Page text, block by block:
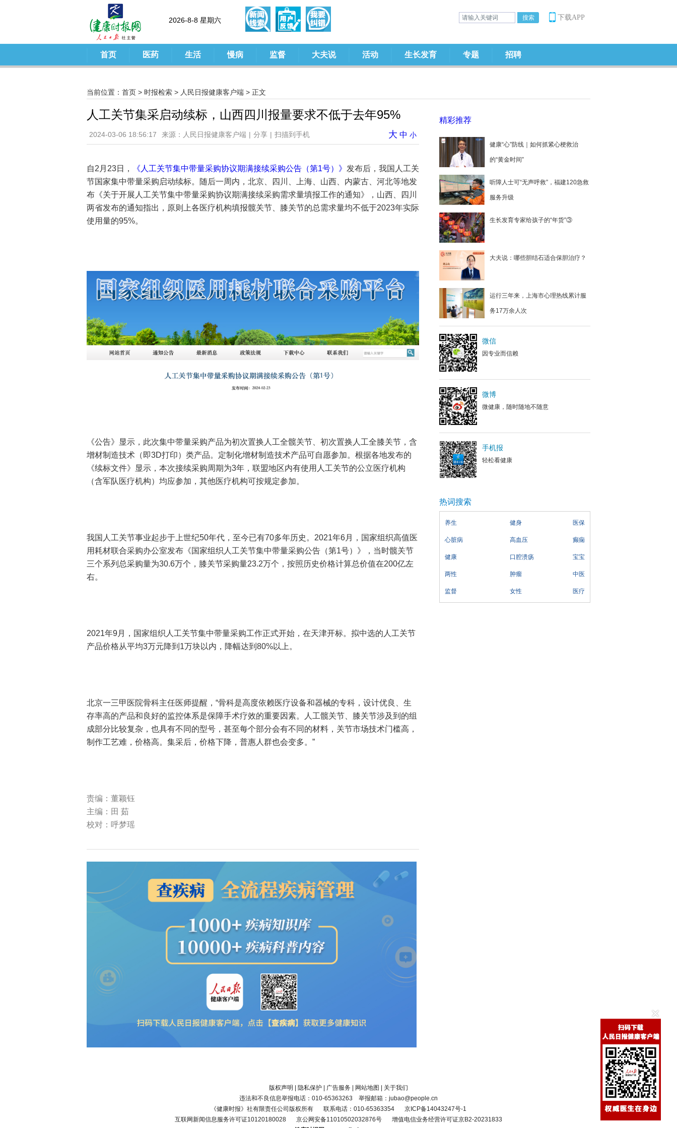
2026-8-8 星期六 下载APP
首页 医药 生活 慢病 监督 大夫说 活动 生长发育 专题 招聘
当前位置： 首页 > 时报检索 > 人民日报健康客户端 > 正文
人工关节集采启动续标，山西四川报量要求不低于去年95%
2024-03-06 18:56:17 来源：人民日报健康客户端 | 分享 | 扫描到手机 大 中 小
自2月23日， 《人工关节集中带量采购协议期满接续采购公告（第1号）》 发布后，我国人工关
节国家集中带量采购启动续标。随后一周内，北京、四川、上海、山西、内蒙古、河北等地发
布《关于开展人工关节集中带量采购协议期满接续采购需求量填报工作的通知》，山西、四川
两省发布的通知指出，原则上各医疗机构填报髋关节、膝关节的总需求量均不低于2023年实际
使用量的95%。
《公告》显示，此次集中带量采购产品为初次置换人工全髋关节、初次置换人工全膝关节，含
增材制造技术（即3D打印）类产品。定制化增材制造技术产品可自愿参加。根据各地发布的
《续标文件》显示，本次接续采购周期为3年，联盟地区内有使用人工关节的公立医疗机构
（含军队医疗机构）均应参加，其他医疗机构可按规定参加。
我国人工关节事业起步于上世纪50年代，至今已有70多年历史。2021年6月，国家组织高值医
用耗材联合采购办公室发布《国家组织人工关节集中带量采购公告（第1号）》，当时髋关节
三个系列总采购量为30.6万个，膝关节采购量23.2万个，按照历史价格计算总价值在200亿左
右。
2021年9月，国家组织人工关节集中带量采购工作正式开始，在天津开标。拟中选的人工关节
产品价格从平均3万元降到1万块以内，降幅达到80%以上。
北京一三甲医院骨科主任医师提醒，“骨科是高度依赖医疗设备和器械的专科，设计优良、生
存率高的产品和良好的监控体系是保障手术疗效的重要因素。人工髋关节、膝关节涉及到的组
成部分比较复杂，也具有不同的型号，甚至每个部分会有不同的材料，关节市场技术门槛高，
制作工艺难，价格高。集采后，价格下降，普惠人群也会变多。”
责编：董颖钰
主编：田 茹
校对：呼梦瑶
精彩推荐
健康“心”防线｜如何抓紧心梗救治
的“黄金时间”
听障人士可“无声呼救”，福建120急救
服务升级
生长发育专家给孩子的“年货”③
大夫说：哪些胆结石适合保胆治疗？
运行三年来，上海市心理热线累计服
务17万余人次
微信
因专业而信赖
微博
微健康，随时随地不随意
手机报
轻松看健康
热词搜索
养生 健身 医保
心脏病 高血压 癫痫
健康 口腔溃疡 宝宝
两性 肿瘤 中医
监督 女性 医疗
版权声明 | 隐私保护 | 广告服务 | 网站地图 | 关于我们
违法和不良信息举报电话：010-65363263 举报邮箱：jubao@people.cn
《健康时报》社有限责任公司版权所有
联系电话：010-65363354
京ICP备14043247号-1
互联网新闻信息服务许可证10120180028
京公网安备11010502032876号
增值电信业务经营许可证京B2-20231833